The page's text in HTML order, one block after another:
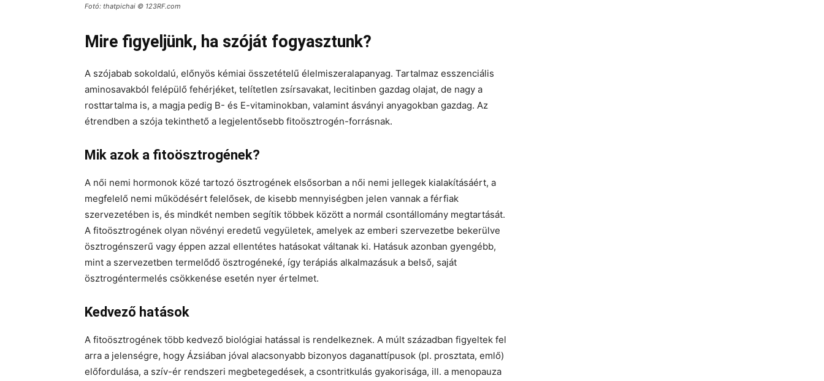
Fotó: thatpichai © 123RF.com
Mire figyeljünk, ha szóját fogyasztunk?
A szójabab sokoldalú, előnyös kémiai összetételű élelmiszeralapanyag. Tartalmaz esszenciális
aminosavakból felépülő fehérjéket, telítetlen zsírsavakat, lecitinben gazdag olajat, de nagy a
rosttartalma is, a magja pedig B- és E-vitaminokban, valamint ásványi anyagokban gazdag. Az
étrendben a szója tekinthető a legjelentősebb fitoösztrogén-forrásnak.
Mik azok a fitoösztrogének?
A női nemi hormonok közé tartozó ösztrogének elsősorban a női nemi jellegek kialakításáért, a
megfelelő nemi működésért felelősek, de kisebb mennyiségben jelen vannak a férfiak
szervezetében is, és mindkét nemben segítik többek között a normál csontállomány megtartását.
A fitoösztrogének olyan növényi eredetű vegyületek, amelyek az emberi szervezetbe bekerülve
ösztrogénszerű vagy éppen azzal ellentétes hatásokat váltanak ki. Hatásuk azonban gyengébb,
mint a szervezetben termelődő ösztrogéneké, így terápiás alkalmazásuk a belső, saját
ösztrogéntermelés csökkenése esetén nyer értelmet.
Kedvező hatások
A fitoösztrogének több kedvező biológiai hatással is rendelkeznek. A múlt században figyeltek fel
arra a jelenségre, hogy Ázsiában jóval alacsonyabb bizonyos daganattípusok (pl. prosztata, emlő)
előfordulása, a szív-ér rendszeri megbetegedések, a csontritkulás gyakorisága, ill. a menopauza